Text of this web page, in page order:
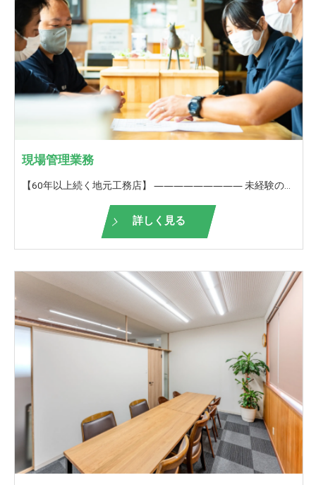
現場管理業務
詳しく見る